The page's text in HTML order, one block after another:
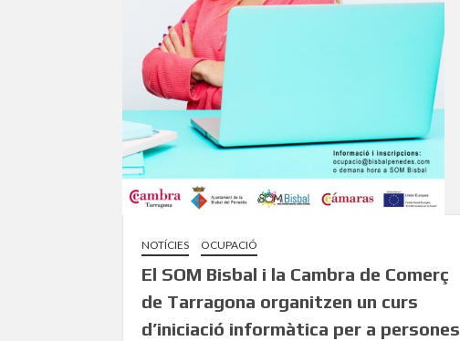
NOTÍCIES OCUPACIÓ
El SOM Bisbal i la Cambra de Comerç
de Tarragona organitzen un curs
d’iniciació informàtica per a persones